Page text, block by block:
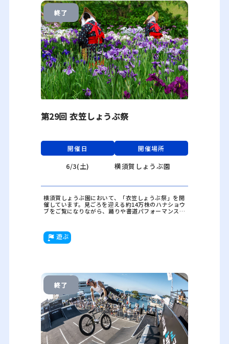
「のりもの」というテーマを通じて横須賀を楽しんで
いただくイベントです。
終了
第29回 衣笠しょうぶ祭
開催日
6/3(土)
開催場所
横須賀しょうぶ園
横須賀しょうぶ園において、「衣笠しょうぶ祭」を開
催しています。見ごろを迎える約14万株のハナショウ
ブをご覧になりながら、踊りや書道パフォーマンス、
遊ぶ
終了